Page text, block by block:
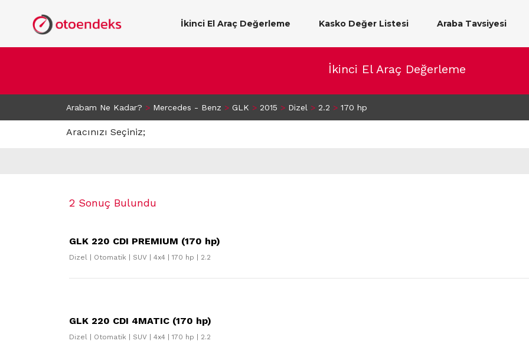
İkinci El Araç Değerleme Kasko Değer Listesi Araba Tavsiyesi
İkinci El Araç Değerleme
Arabam Ne Kadar? > Mercedes - Benz > GLK > 2015 > Dizel > 2.2 > 170 hp
Aracınızı Seçiniz;
2 Sonuç Bulundu
GLK 220 CDI PREMIUM (170 hp)
Dizel | Otomatik | SUV | 4x4 | 170 hp | 2.2
GLK 220 CDI 4MATIC (170 hp)
Dizel | Otomatik | SUV | 4x4 | 170 hp | 2.2